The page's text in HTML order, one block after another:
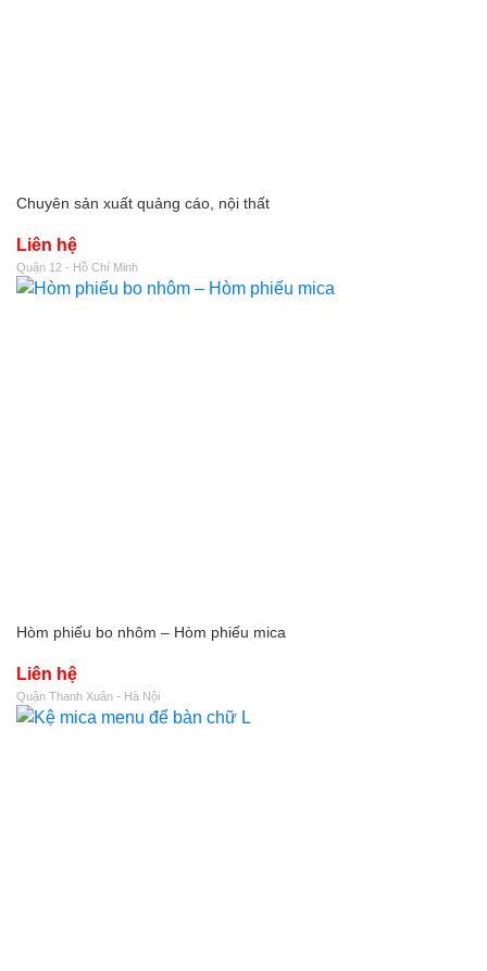
Chuyên sản xuất quảng cáo, nội thất
Liên hệ
Quận 12 - Hồ Chí Minh
Hòm phiếu bo nhôm – Hòm phiếu mica
Liên hệ
Quận Thanh Xuân - Hà Nội